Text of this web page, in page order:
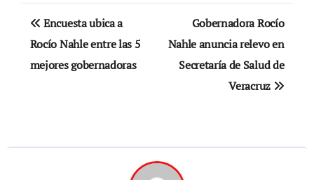
Navegación
de
entradas
Encuesta ubica a
Rocío Nahle entre las 5
mejores gobernadoras
Gobernadora Rocío
Nahle anuncia relevo en
Secretaría de Salud de
Veracruz